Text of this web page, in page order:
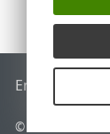
End of Life
© 1992 - 2026